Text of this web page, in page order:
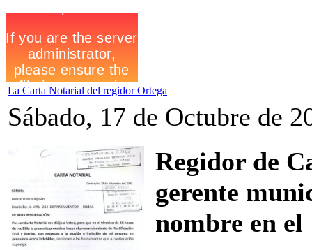
La Carta Notarial del regidor Ortega
Sábado, 17 de Octubre de
Regidor de
gerente
nombre en